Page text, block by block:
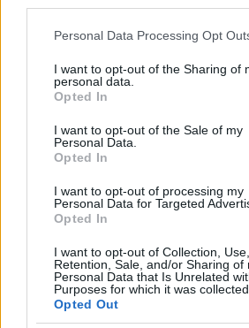
Please note that this website/app uses
not limited to your visit or usage
grant or deny consent to Google and
use your data for below specified
consent section.
Personal Data Processing Opt
I want to opt-out of the Sharing of
personal data.
Opted In
I want to opt-out of the Sale of my
Personal Data.
Opted In
I want to opt-out of processing my
Personal Data for Targeted
Opted In
I want to opt-out of Collection, Use,
Retention, Sale, and/or Sharing of
Personal Data that Is Unrelated
Purposes for which it was collected.
Opted Out